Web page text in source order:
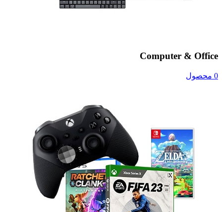
Computer & Office
0 محصول